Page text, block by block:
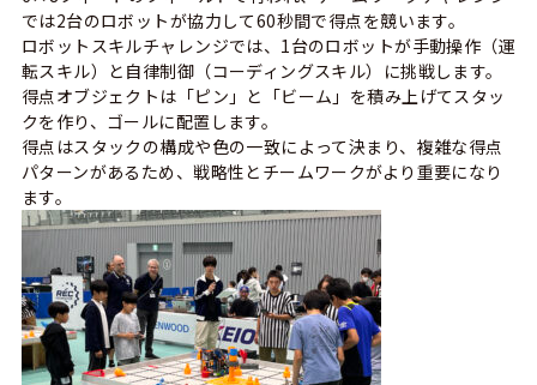
では2台のロボットが協力して60秒間で得点を競います。
ロボットスキルチャレンジでは、1台のロボットが手動操作（運
転スキル）と自律制御（コーディングスキル）に挑戦します。
得点オブジェクトは「ピン」と「ビーム」を積み上げてスタッ
クを作り、ゴールに配置します。
得点はスタックの構成や色の一致によって決まり、複雑な得点
パターンがあるため、戦略性とチームワークがより重要になり
ます。